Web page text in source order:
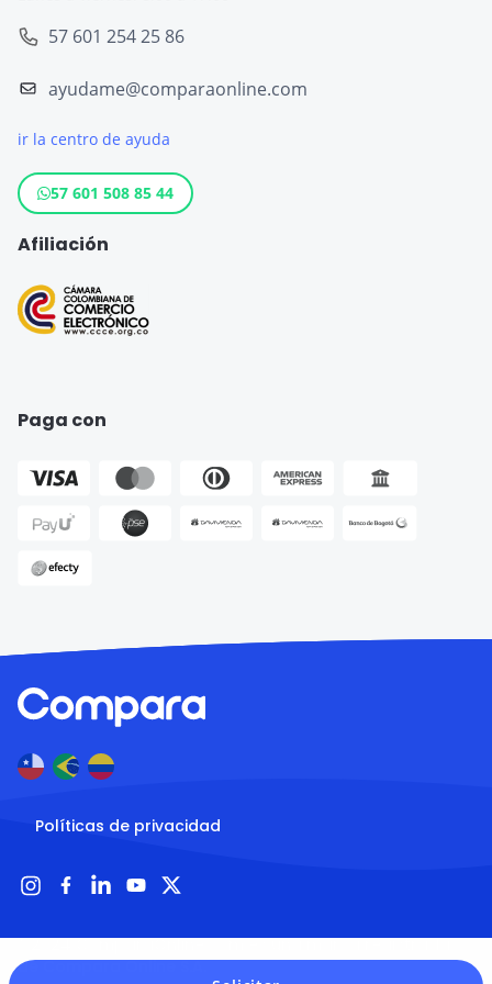
Tarjeta de Crédito
Crédito de Vehículo
Crédito Hipotecario
Crédito de Consumo
Cuenta de ahorro
Seguro para Motos
57 601 254 25 86
ayudame@comparaonline.com
ir la centro de ayuda
57 601 508 85 44
Afiliación
Paga con
Políticas de privacidad
® 2024 ComparaOnline.com es una marca registrada
de Compara Online S.A.